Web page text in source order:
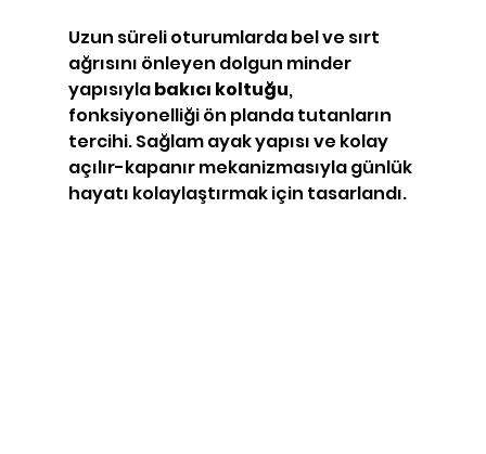
Uzun süreli oturumlarda bel ve sırt
ağrısını önleyen dolgun minder
yapısıyla bakıcı koltuğu,
fonksiyonelliği ön planda tutanların
tercihi. Sağlam ayak yapısı ve kolay
açılır-kapanır mekanizmasıyla günlük
hayatı kolaylaştırmak için tasarlandı.